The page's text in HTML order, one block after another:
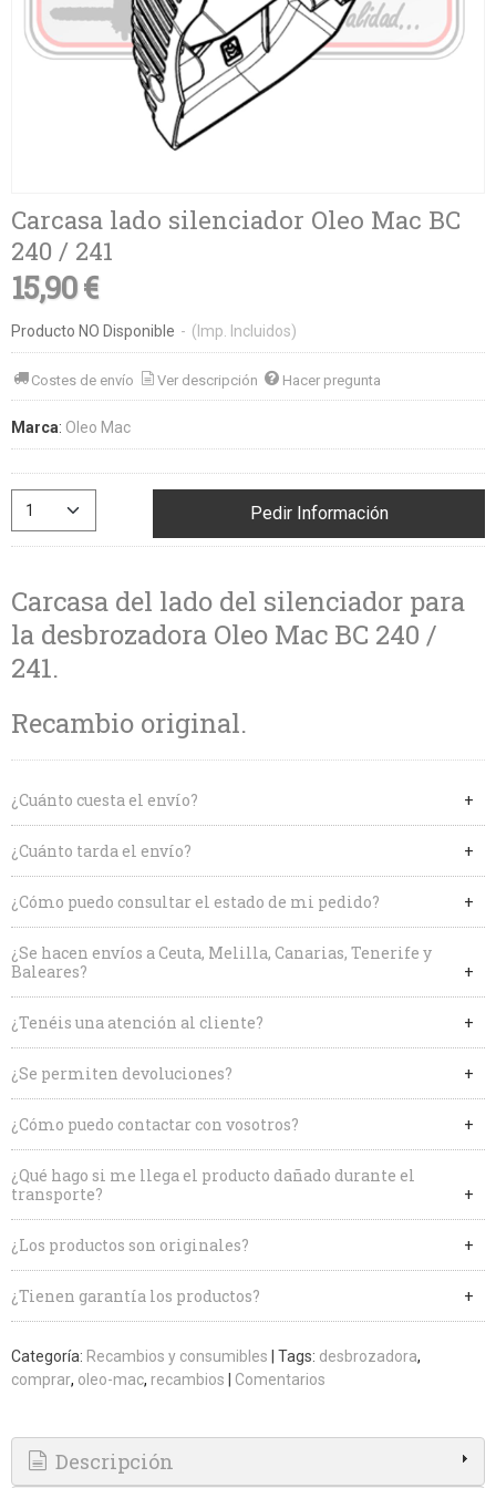
Carcasa lado silenciador Oleo Mac BC
240 / 241
15,90 €
Producto NO Disponible - (Imp. Incluidos)
Costes de envío Ver descripción Hacer pregunta
Marca: Oleo Mac
Pedir Información
Carcasa del lado del silenciador para
la desbrozadora Oleo Mac BC 240 /
241.
Recambio original.
¿Cuánto cuesta el envío?
¿Cuánto tarda el envío?
¿Cómo puedo consultar el estado de mi pedido?
¿Se hacen envíos a Ceuta, Melilla, Canarias, Tenerife y
Baleares?
¿Tenéis una atención al cliente?
¿Se permiten devoluciones?
¿Cómo puedo contactar con vosotros?
¿Qué hago si me llega el producto dañado durante el
transporte?
¿Los productos son originales?
¿Tienen garantía los productos?
Categoría: Recambios y consumibles Tags: desbrozadora
comprar oleo-mac recambios Comentarios
Descripción